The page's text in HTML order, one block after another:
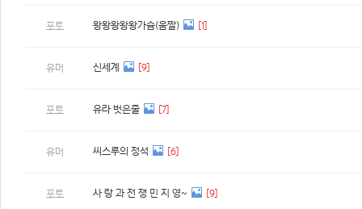
포토 왕왕왕왕왕가슘(움짤) [1]
유머 신세계 [9]
포토 유라 벗은줄 [7]
유머 씨스루의 정석 [6]
포토 사 랑 과 전 쟁 민 지 영~ [9]